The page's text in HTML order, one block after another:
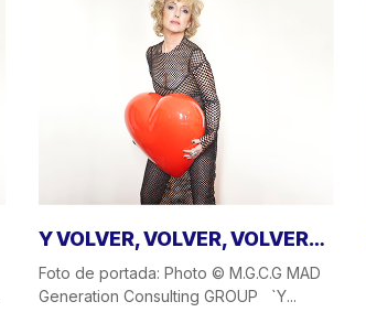
Y VOLVER, VOLVER, VOLVER…
Foto de portada: Photo © M.G.C.G MAD
Generation Consulting GROUP `Y...